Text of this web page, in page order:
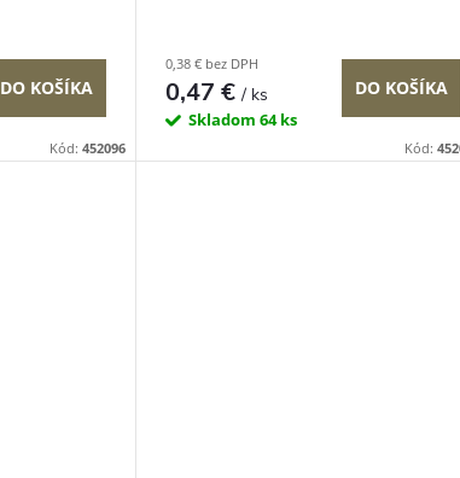
DO KOŠÍKA
Kód: 452096
0,38 € bez DPH
0,47 €/ ks
Skladom 64 ks
DO KOŠÍKA
Kód: